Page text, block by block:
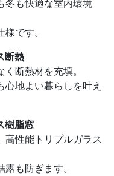
冬も快適な室内環境
です。
断熱
断熱材を充填。
地よい暮らしを叶え
樹脂窓
高性能トリプルガラス
も防ぎます。